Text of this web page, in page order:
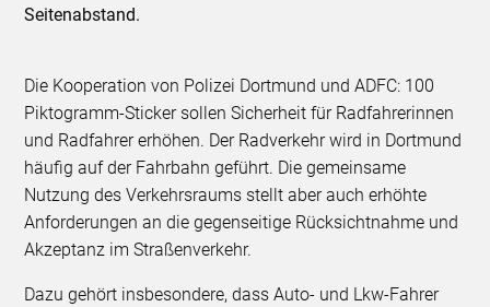
Seitenabstand.
Die Kooperation von Polizei Dortmund und ADFC: 100
Piktogramm-Sticker sollen Sicherheit für Radfahrerinnen
und Radfahrer erhöhen. Der Radverkehr wird in Dortmund
häufig auf der Fahrbahn geführt. Die gemeinsame
Nutzung des Verkehrsraums stellt aber auch erhöhte
Anforderungen an die gegenseitige Rücksichtnahme und
Akzeptanz im Straßenverkehr.
Dazu gehört insbesondere, dass Auto- und Lkw-Fahrer